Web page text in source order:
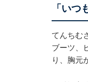
「いつ
てんちむ
ブーツ、
り、胸元